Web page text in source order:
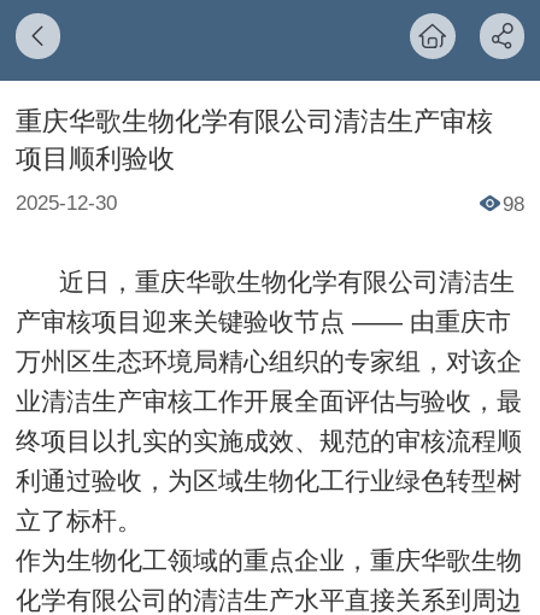
重庆华歌生物化学有限公司清洁生产审核
项目顺利验收
2025-12-30 98
近日，重庆华歌生物化学有限公司清洁生
产审核项目迎来关键验收节点 —— 由重庆市
万州区生态环境局精心组织的专家组，对该企
业清洁生产审核工作开展全面评估与验收，最
终项目以扎实的实施成效、规范的审核流程顺
利通过验收，为区域生物化工行业绿色转型树
立了标杆。
作为生物化工领域的重点企业，重庆华歌生物
化学有限公司的清洁生产水平直接关系到周边